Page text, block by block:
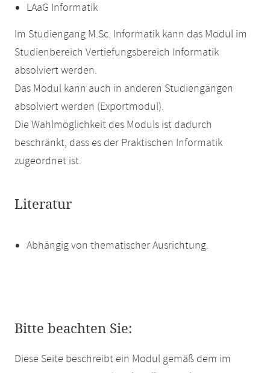
LAaG Informatik
Im Studiengang M.Sc. Informatik kann das Modul im
Studienbereich Vertiefungsbereich Informatik
absolviert werden.
Das Modul kann auch in anderen Studiengängen
absolviert werden (Exportmodul).
Die Wahlmöglichkeit des Moduls ist dadurch
beschränkt, dass es der Praktischen Informatik
zugeordnet ist.
Literatur
Abhängig von thematischer Ausrichtung.
Bitte beachten Sie:
Diese Seite beschreibt ein Modul gemäß dem im